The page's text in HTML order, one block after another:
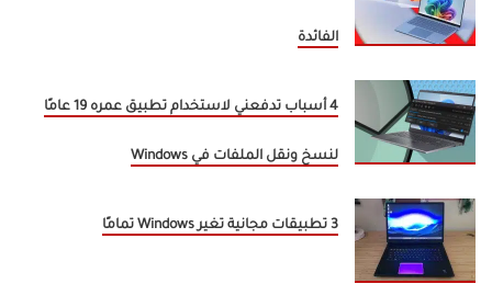
الفائدة
4 أسباب تدفعني لاستخدام تطبيق عمره 19 عامًا
لنسخ ونقل الملفات في Windows
3 تطبيقات مجانية تغير Windows تمامًا